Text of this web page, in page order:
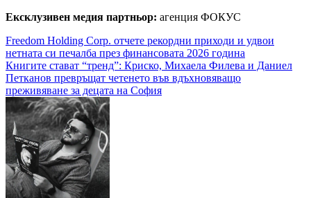
Eксклузивен медия партньор: агенция ФОКУС
Навигация
Freedom Holding Corp. отчете рекордни приходи и удвои
нетната си печалба през финансовата 2026 година
Книгите стават “тренд”: Криско, Михаела Филева и Даниел
Петканов превръщат четенето във вдъхновяващо
преживяване за децата на София